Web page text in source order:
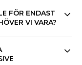
FÖR ENDAST
VI VARA?